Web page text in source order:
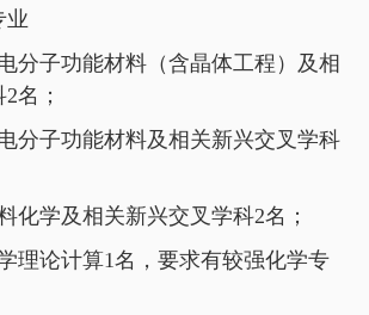
业
分子功能材料（含晶体工程）及相
名；
分子功能材料及相关新兴交叉学科
化学及相关新兴交叉学科2名；
理论计算1名，要求有较强化学专